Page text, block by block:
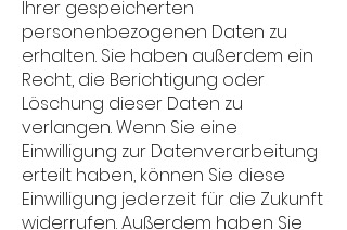
Ihrer gespeicherten
personenbezogenen Daten zu
erhalten. Sie haben außerdem ein
Recht, die Berichtigung oder
Löschung dieser Daten zu
verlangen. Wenn Sie eine
Einwilligung zur Datenverarbeitung
erteilt haben, können Sie diese
Einwilligung jederzeit für die Zukunft
widerrufen. Außerdem haben Sie